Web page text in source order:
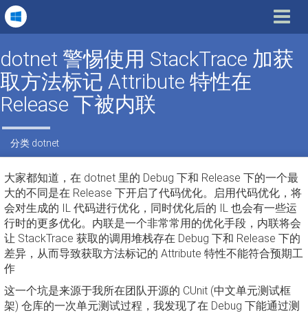
Toggle
dotnet 警惕使用 StackTrace 加获
取方法标记 Attribute 特性在
Release 下被内联
分类 dotnet
大家都知道，在 dotnet 里的 Debug 下和 Release 下的一个最
大的不同是在 Release 下开启了代码优化。启用代码优化，将
会对生成的 IL 代码进行优化，同时优化后的 IL 也会有一些运
行时的更多优化。内联是一个非常常用的优化手段，内联将会
让 StackTrace 获取的调用堆栈存在 Debug 下和 Release 下的
差异，从而导致获取方法标记的 Attribute 特性不能符合预期工
作
这一个坑是来源于我所在团队开源的 CUnit (中文单元测试框
架) 仓库的一次单元测试过程，我发现了在 Debug 下能通过测